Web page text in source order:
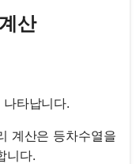
산
타납니다.
계산은 등차수열을
니다.